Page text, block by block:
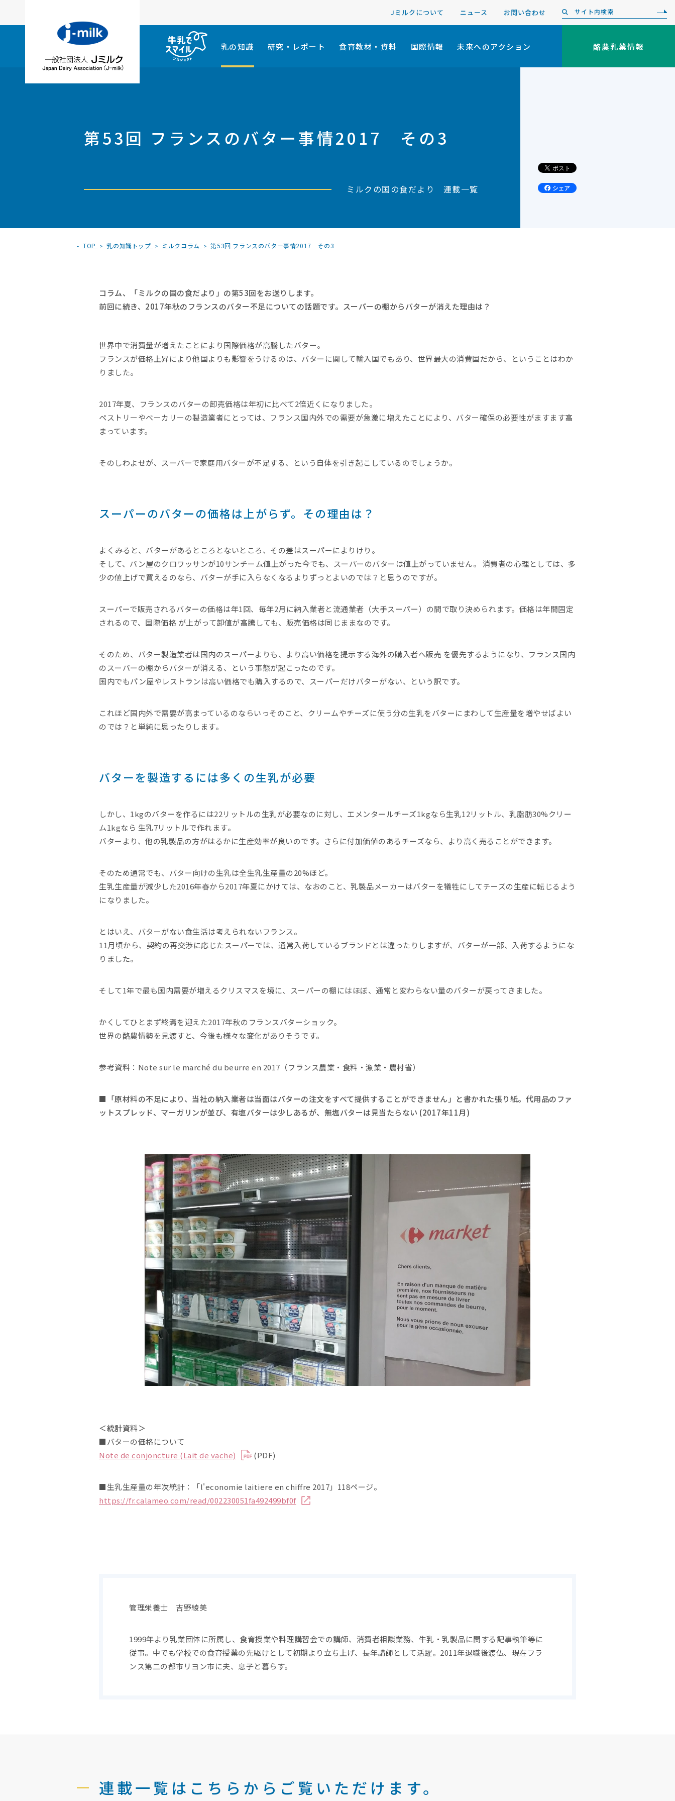
Jミルクについて ニュース お問い合わせ
乳の知識 研究・レポート 食育教材・資料 国際情報 未来へのアクション 酪農乳業情報
第53回 フランスのバター事情2017 その3
ミルクの国の食だより 連載一覧
TOP 乳の知識トップ ミルクコラム 第53回 フランスのバター事情2017 その3
コラム、「ミルクの国の食だより」の第53回をお送りします。
前回に続き、2017年秋のフランスのバター不足についての話題です。スーパーの棚からバターが消えた理由は？
世界中で消費量が増えたことにより国際価格が高騰したバター。
フランスが価格上昇により他国よりも影響をうけるのは、バターに関して輸入国でもあり、世界最大の消費国だから、ということはわか
りました。
2017年夏、フランスのバターの卸売価格は年初に比べて2倍近くになりました。
ペストリーやベーカリーの製造業者にとっては、フランス国内外での需要が急激に増えたことにより、バター確保の必要性がますます高
まっています。
そのしわよせが、スーパーで家庭用バターが不足する、という自体を引き起こしているのでしょうか。
スーパーのバターの価格は上がらず。その理由は？
よくみると、バターがあるところとないところ、その差はスーパーによりけり。
そして、パン屋のクロワッサンが10サンチーム値上がった今でも、スーパーのバターは値上がっていません。 消費者の心理としては、多
少の値上げで買えるのなら、バターが手に入らなくなるよりずっとよいのでは？と思うのですが。
スーパーで販売されるバターの価格は年1回、毎年2月に納入業者と流通業者（大手スーパー）の間で取り決められます。価格は年間固定
されるので、国際価格 が上がって卸値が高騰しても、販売価格は同じままなのです。
そのため、バター製造業者は国内のスーパーよりも、より高い価格を提示する海外の購入者へ販売 を優先するようになり、フランス国内
のスーパーの棚からバターが消える、という事態が起こったのです。
国内でもパン屋やレストランは高い価格でも購入するので、スーパーだけバターがない、という訳です。
これほど国内外で需要が高まっているのならいっそのこと、クリームやチーズに使う分の生乳をバターにまわして生産量を増やせばよい
のでは？と単純に思ったりします。
バターを製造するには多くの生乳が必要
しかし、1kgのバターを作るには22リットルの生乳が必要なのに対し、エメンタールチーズ1kgなら生乳12リットル、乳脂肪30%クリー
ム1kgなら 生乳7リットルで作れます。
バターより、他の乳製品の方がはるかに生産効率が良いのです。さらに付加価値のあるチーズなら、より高く売ることができます。
そのため通常でも、バター向けの生乳は全生乳生産量の20%ほど。
生乳生産量が減少した2016年春から2017年夏にかけては、なおのこと、乳製品メーカーはバターを犠牲にしてチーズの生産に転じるよう
になりました。
とはいえ、バターがない食生活は考えられないフランス。
11月頃から、契約の再交渉に応じたスーパーでは、通常入荷しているブランドとは違ったりしますが、バターが一部、入荷するようにな
りました。
そして1年で最も国内需要が増えるクリスマスを境に、スーパーの棚にはほぼ、通常と変わらない量のバターが戻ってきました。
かくしてひとまず終焉を迎えた2017年秋のフランスバターショック。
世界の酪農情勢を見渡すと、今後も様々な変化がありそうです。
参考資料：Note sur le marché du beurre en 2017（フランス農業・食料・漁業・農村省）
■「原材料の不足により、当社の納入業者は当面はバターの注文をすべて提供することができません」と書かれた張り紙。代用品のファ
ットスプレッド、マーガリンが並び、有塩バターは少しあるが、無塩バターは見当たらない (2017年11月)
＜統計資料＞
■バターの価格について
Note de conjoncture (Lait de vache)
(PDF)
■生乳生産量の年次統計：「l'economie laitiere en chiffre 2017」118ページ。
https://fr.calameo.com/read/002230051fa492499bf0f
管理栄養士 吉野綾美
1999年より乳業団体に所属し、食育授業や料理講習会での講師、消費者相談業務、牛乳・乳製品に関する記事執筆等に
従事。中でも学校での食育授業の先駆けとして初期より立ち上げ、長年講師として活躍。2011年退職後渡仏、現在フラ
ンス第二の都市リヨン市に夫、息子と暮らす。
連載一覧はこちらからご覧いただけます。